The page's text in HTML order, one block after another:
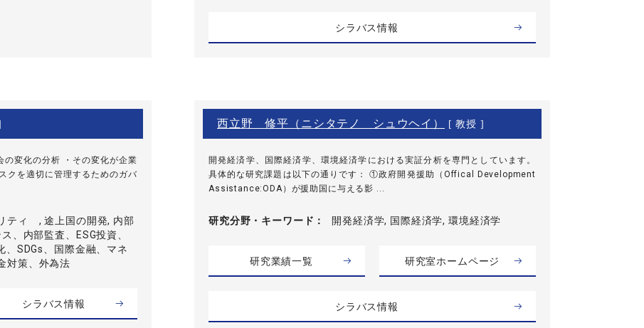
シラバス情報
の変化の分析 ・その変化が企業
クを適切に管理するためのガバ
ティ , 途上国の開発, 内部
、内部監査、ESG投資、
、SDGs、国際金融、マネ
対策、外為法
シラバス情報
西立野 修平（ニシタテノ シュウヘイ） [ 教授 ]
開発経済学、国際経済学、環境経済学における実証分析を専門としています。
具体的な研究課題は以下の通りです： ①政府開発援助（Offical Development
Assistance:ODA）が援助国に与える影 ...
研究分野・ キーワード 開発経済学, 国際経済学, 環境経済学
研究業績一覧 研究室ホームページ
シラバス情報